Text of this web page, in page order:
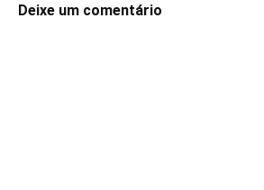
Deixe um comentário